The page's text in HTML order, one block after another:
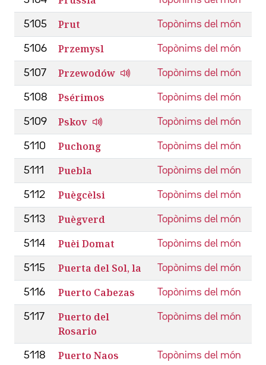
5105 Prut Topònims del món
5106 Przemysl Topònims del món
5107 Przewodów Topònims del món
5108 Psérimos Topònims del món
5109 Pskov Topònims del món
5110 Puchong Topònims del món
5111 Puebla Topònims del món
5112 Puègcèlsi Topònims del món
5113 Puègverd Topònims del món
5114 Puèi Domat Topònims del món
5115 Puerta del Sol, la Topònims del món
5116 Puerto Cabezas Topònims del món
5117
Puerto del
Rosario
Topònims del món
5118 Puerto Naos Topònims del món